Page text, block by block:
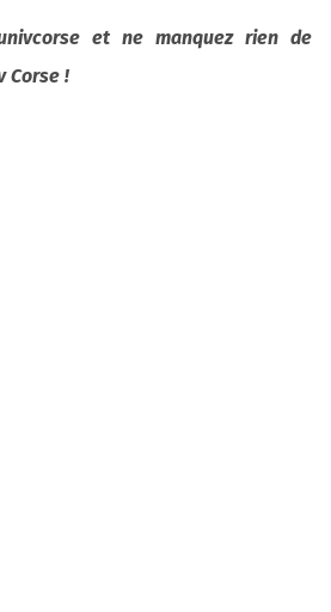
et ne manquez rien de
Corse !